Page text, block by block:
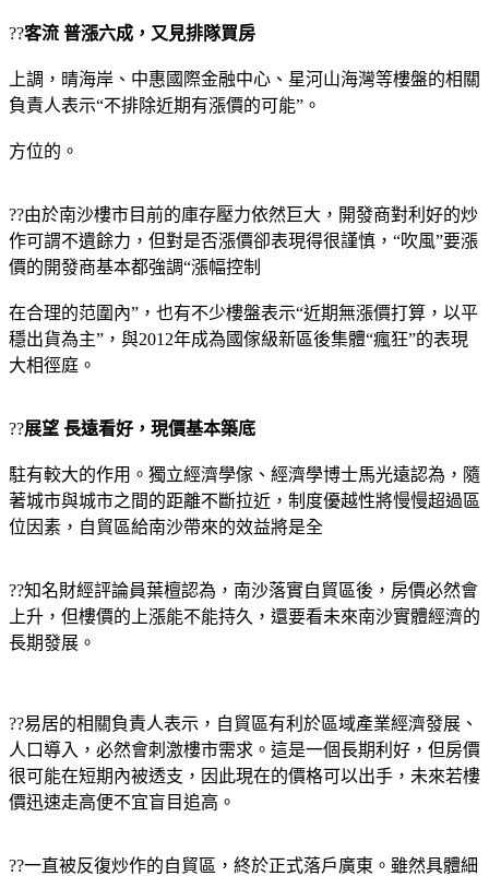
??客流 普漲六成，又見排隊買房
上調，晴海岸、中惠國際金融中心、星河山海灣等樓盤的相關
負責人表示“不排除近期有漲價的可能”。
方位的。
??由於南沙樓市目前的庫存壓力依然巨大，開發商對利好的炒
作可謂不遺餘力，但對是否漲價卻表現得很謹慎，“吹風”要漲
價的開發商基本都強調“漲幅控制
在合理的范圍內”，也有不少樓盤表示“近期無漲價打算，以平
穩出貨為主”，與2012年成為國傢級新區後集體“瘋狂”的表現
大相徑庭。
??展望 長遠看好，現價基本築底
駐有較大的作用。獨立經濟學傢、經濟學博士馬光遠認為，隨
著城市與城市之間的距離不斷拉近，制度優越性將慢慢超過區
位因素，自貿區給南沙帶來的效益將是全
??知名財經評論員葉檀認為，南沙落實自貿區後，房價必然會
上升，但樓價的上漲能不能持久，還要看未來南沙實體經濟的
長期發展。
??易居的相關負責人表示，自貿區有利於區域產業經濟發展、
人口導入，必然會刺激樓市需求。這是一個長期利好，但房價
很可能在短期內被透支，因此現在的價格可以出手，未來若樓
價迅速走高便不宜盲目追高。
??一直被反復炒作的自貿區，終於正式落戶廣東。雖然具體細